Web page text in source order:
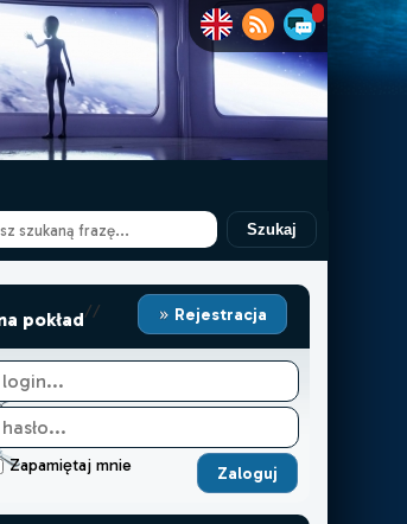
Szukaj
pokład// Rejestracja
Zapamiętaj mnie